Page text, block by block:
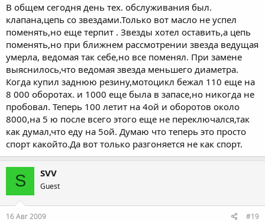
В общем сегодня день тех. обслуживания был.
клапана,цепь со звездами.Только вот масло не успел
поменять,но еще терпит . Звезды хотел оставить,а цепь
поменять,но при ближнем рассмотрении звезда ведущая
умерла, ведомая так себе,но все поменял. При замене
выяснилось,что ведомая звезда меньшего диаметра.
Когда купил заднюю резину,мотоцикл бежал 110 еще на
8 000 оборотах. и 1000 еще была в запасе,но никогда не
пробовал. Теперь 100 летит на 4ой и оборотов около
8000,на 5 ю после всего этого еще не переключался,так
как думал,что еду на 5ой. Думаю что теперь это просто
спорт какойто.Да вот только разгоняется не как спорт.
S SVV
Guest
16 Авг 2009 #19